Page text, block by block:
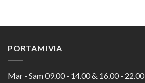
PORTAMIVIA
Mar - Sam 09.00 - 14.00 & 16.00 - 22.00